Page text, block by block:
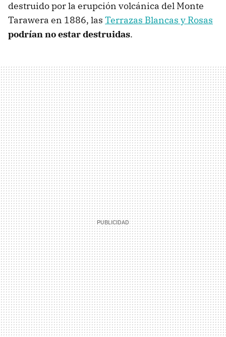
destruido por la erupción volcánica del Monte
Tarawera en 1886, las Terrazas Blancas y Rosas
podrían no estar destruidas.